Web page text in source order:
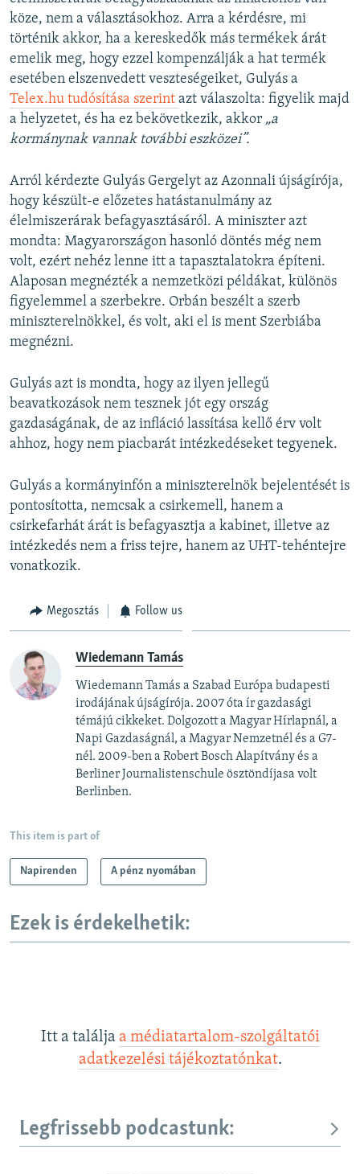
köze, nem a választásokhoz. Arra a kérdésre, mi
történik akkor, ha a kereskedők más termékek árát
emelik meg, hogy ezzel kompenzálják a hat termék
esetében elszenvedett veszteségeiket, Gulyás a
Telex.hu tudósítása szerint azt válaszolta: figyelik majd
a helyzetet, és ha ez bekövetkezik, akkor „a
kormánynak vannak további eszközei”.
Arról kérdezte Gulyás Gergelyt az Azonnali újságírója,
hogy készült-e előzetes hatástanulmány az
élelmiszerárak befagyasztásáról. A miniszter azt
mondta: Magyarországon hasonló döntés még nem
volt, ezért nehéz lenne itt a tapasztalatokra építeni.
Alaposan megnézték a nemzetközi példákat, különös
figyelemmel a szerbekre. Orbán beszélt a szerb
miniszterelnökkel, és volt, aki el is ment Szerbiába
megnézni.
Gulyás azt is mondta, hogy az ilyen jellegű
beavatkozások nem tesznek jót egy ország
gazdaságának, de az infláció lassítása kellő érv volt
ahhoz, hogy nem piacbarát intézkedéseket tegyenek.
Gulyás a kormányinfón a miniszterelnök bejelentését is
pontosította, nemcsak a csirkemell, hanem a
csirkefarhát árát is befagyasztja a kabinet, illetve az
intézkedés nem a friss tejre, hanem az UHT-tehéntejre
vonatkozik.
Megosztás Follow us
Wiedemann Tamás
Wiedemann Tamás a Szabad Európa budapesti
irodájának újságírója. 2007 óta ír gazdasági
témájú cikkeket. Dolgozott a Magyar Hírlapnál, a
Napi Gazdaságnál, a Magyar Nemzetnél és a G7-
nél. 2009-ben a Robert Bosch Alapítvány és a
Berliner Journalistenschule ösztöndíjasa volt
Berlinben.
This item is part of
Napirenden A pénz nyomában
Ezek is érdekelhetik:
Itt a találja a médiatartalom-szolgáltatói
adatkezelési tájékoztatónkat.
Legfrissebb podcastunk: